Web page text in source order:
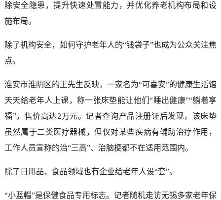
除安全隐患，提升快速处置能力，并优化养老机构布局和设
施布局。
除了机构安全，如何守护老年人的“钱袋子”也成为公众关注焦
点。
淮安市淮阴区的王先生反映，一家名为“可喜安”的健康生活馆
天天给老年人上课，称一张床垫能让他们“睡出健康”“躺着享
福”，售价高达2万元。记者查询产品注册证后发现，该床垫
虽然属于二类医疗器械，但仅对某些疾病有辅助治疗作用，
工作人员宣称的治“三高”、治脑梗都不在适用范围内。
除了日用品，食品领域也有企业给老年人设“套”。
“小蓝帽”是保健食品专用标志。记者随机走访无锡多家老年保